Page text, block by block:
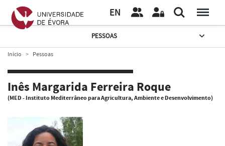
EN
PESSOAS
Início Pessoas
Inês Margarida Ferreira Roque
(MED - Instituto Mediterrâneo para Agricultura, Ambiente e Desenvolvimento)